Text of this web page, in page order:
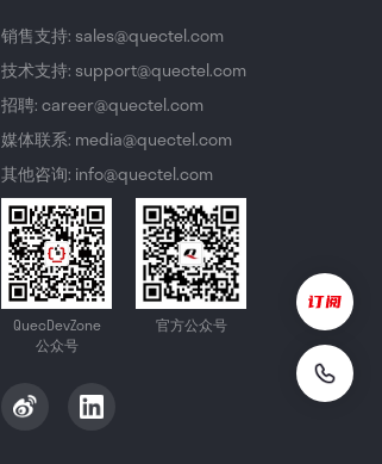
销售支持: sales@quectel.com
技术支持: support@quectel.com
招聘: career@quectel.com
媒体联系: media@quectel.com
其他咨询: info@quectel.com
QuecDevZone
公众号
官方公众号